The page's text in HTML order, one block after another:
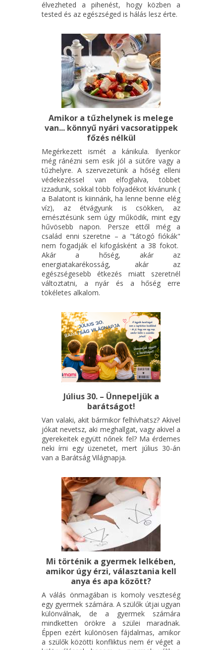
élvezheted a pihenést, hogy közben a
tested és az egészséged is hálás lesz érte.
Amikor a tűzhelynek is melege
van... könnyű nyári vacsoratippek
főzés nélkül
Megérkezett ismét a kánikula. Ilyenkor
még ránézni sem esik jól a sütőre vagy a
tűzhelyre. A szervezetünk a hőség elleni
védekezéssel van elfoglalva, többet
izzadunk, sokkal több folyadékot kívánunk (
a Balatont is kiinnánk, ha lenne benne elég
víz), az étvágyunk is csökken, az
emésztésünk sem úgy működik, mint egy
hűvösebb napon. Persze ettől még a
család enni szeretne – a "tátogó fiókák"
nem fogadják el kifogásként a 38 fokot.
Akár a hőség, akár az
energiatakarékosság, akár az
egészségesebb étkezés miatt szeretnél
változtatni, a nyár és a hőség erre
tökéletes alkalom.
Július 30. – Ünnepeljük a
barátságot!
Van valaki, akit bármikor felhívhatsz? Akivel
jókat nevetsz, aki meghallgat, vagy akivel a
gyerekeitek együtt nőnek fel? Ma érdemes
neki írni egy üzenetet, mert július 30-án
van a Barátság Világnapja.
Mi történik a gyermek lelkében,
amikor úgy érzi, választania kell
anya és apa között?
A válás önmagában is komoly veszteség
egy gyermek számára. A szülők útjai ugyan
különválnak, de a gyermek számára
mindketten örökre a szülei maradnak.
Éppen ezért különösen fájdalmas, amikor
a szülők közötti konfliktus nem ér véget a